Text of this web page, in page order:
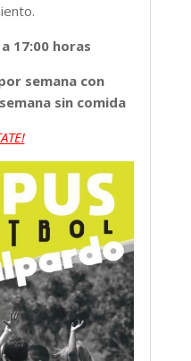
17:00 horas
semana con
sin comida